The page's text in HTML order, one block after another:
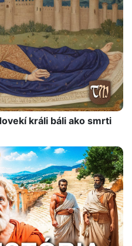
králi báli ako smrti